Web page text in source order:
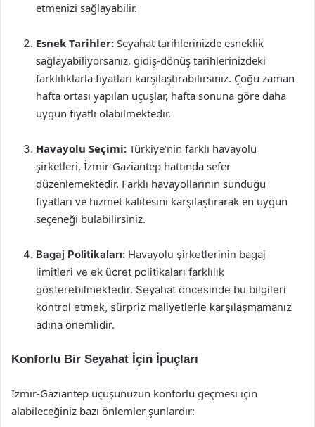
etmenizi sağlayabilir.
Esnek Tarihler: Seyahat tarihlerinizde esneklik
sağlayabiliyorsanız, gidiş-dönüş tarihlerinizdeki
farklılıklarla fiyatları karşılaştırabilirsiniz. Çoğu zaman
hafta ortası yapılan uçuşlar, hafta sonuna göre daha
uygun fiyatlı olabilmektedir.
Havayolu Seçimi: Türkiye’nin farklı havayolu
şirketleri, İzmir-Gaziantep hattında sefer
düzenlemektedir. Farklı havayollarının sunduğu
fiyatları ve hizmet kalitesini karşılaştırarak en uygun
seçeneği bulabilirsiniz.
Bagaj Politikaları: Havayolu şirketlerinin bagaj
limitleri ve ek ücret politikaları farklılık
gösterebilmektedir. Seyahat öncesinde bu bilgileri
kontrol etmek, sürpriz maliyetlerle karşılaşmamanız
adına önemlidir.
Konforlu Bir Seyahat İçin İpuçları
Izmir-Gaziantep uçuşunuzun konforlu geçmesi için
alabileceğiniz bazı önlemler şunlardır: